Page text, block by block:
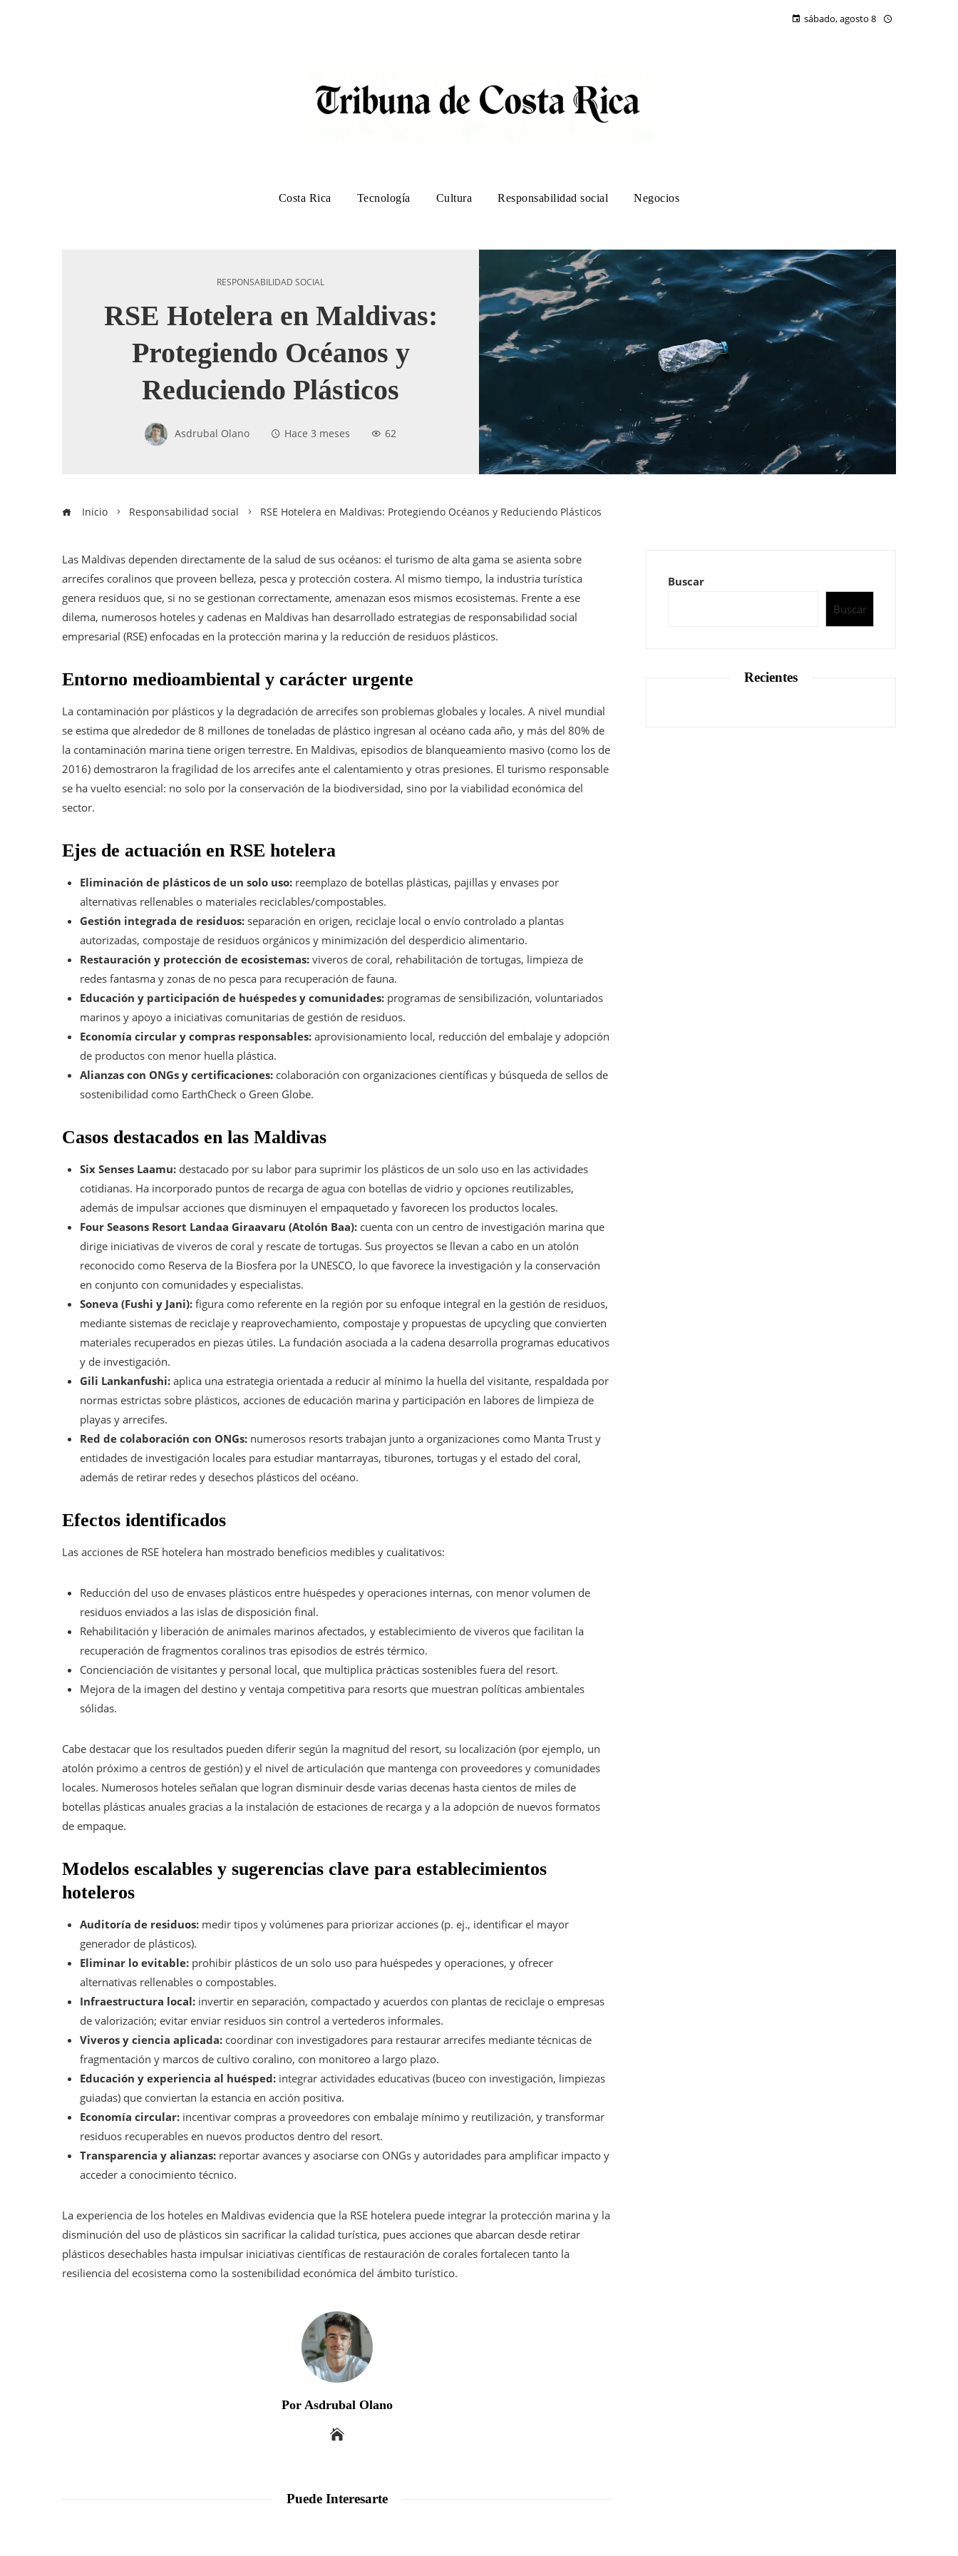
sábado, agosto 8
Costa Rica Tecnología Cultura Responsabilidad social Negocios
RESPONSABILIDAD SOCIAL
RSE Hotelera en Maldivas:
Protegiendo Océanos y
Reduciendo Plásticos
Asdrubal Olano Hace 3 meses 62
Inicio Responsabilidad social RSE Hotelera en Maldivas: Protegiendo Océanos y Reduciendo Plásticos
Las Maldivas dependen directamente de la salud de sus océanos: el turismo de alta gama se asienta sobre
arrecifes coralinos que proveen belleza, pesca y protección costera. Al mismo tiempo, la industria turística
genera residuos que, si no se gestionan correctamente, amenazan esos mismos ecosistemas. Frente a ese
dilema, numerosos hoteles y cadenas en Maldivas han desarrollado estrategias de responsabilidad social
empresarial (RSE) enfocadas en la protección marina y la reducción de residuos plásticos.
Entorno medioambiental y carácter urgente
La contaminación por plásticos y la degradación de arrecifes son problemas globales y locales. A nivel mundial
se estima que alrededor de 8 millones de toneladas de plástico ingresan al océano cada año, y más del 80% de
la contaminación marina tiene origen terrestre. En Maldivas, episodios de blanqueamiento masivo (como los de
2016) demostraron la fragilidad de los arrecifes ante el calentamiento y otras presiones. El turismo responsable
se ha vuelto esencial: no solo por la conservación de la biodiversidad, sino por la viabilidad económica del
sector.
Ejes de actuación en RSE hotelera
Eliminación de plásticos de un solo uso: reemplazo de botellas plásticas, pajillas y envases por
alternativas rellenables o materiales reciclables/compostables.
Gestión integrada de residuos: separación en origen, reciclaje local o envío controlado a plantas
autorizadas, compostaje de residuos orgánicos y minimización del desperdicio alimentario.
Restauración y protección de ecosistemas: viveros de coral, rehabilitación de tortugas, limpieza de
redes fantasma y zonas de no pesca para recuperación de fauna.
Educación y participación de huéspedes y comunidades: programas de sensibilización, voluntariados
marinos y apoyo a iniciativas comunitarias de gestión de residuos.
Economía circular y compras responsables: aprovisionamiento local, reducción del embalaje y adopción
de productos con menor huella plástica.
Alianzas con ONGs y certificaciones: colaboración con organizaciones científicas y búsqueda de sellos de
sostenibilidad como EarthCheck o Green Globe.
Casos destacados en las Maldivas
Six Senses Laamu: destacado por su labor para suprimir los plásticos de un solo uso en las actividades
cotidianas. Ha incorporado puntos de recarga de agua con botellas de vidrio y opciones reutilizables,
además de impulsar acciones que disminuyen el empaquetado y favorecen los productos locales.
Four Seasons Resort Landaa Giraavaru (Atolón Baa): cuenta con un centro de investigación marina que
dirige iniciativas de viveros de coral y rescate de tortugas. Sus proyectos se llevan a cabo en un atolón
reconocido como Reserva de la Biosfera por la UNESCO, lo que favorece la investigación y la conservación
en conjunto con comunidades y especialistas.
Soneva (Fushi y Jani): figura como referente en la región por su enfoque integral en la gestión de residuos,
mediante sistemas de reciclaje y reaprovechamiento, compostaje y propuestas de upcycling que convierten
materiales recuperados en piezas útiles. La fundación asociada a la cadena desarrolla programas educativos
y de investigación.
Gili Lankanfushi: aplica una estrategia orientada a reducir al mínimo la huella del visitante, respaldada por
normas estrictas sobre plásticos, acciones de educación marina y participación en labores de limpieza de
playas y arrecifes.
Red de colaboración con ONGs: numerosos resorts trabajan junto a organizaciones como Manta Trust y
entidades de investigación locales para estudiar mantarrayas, tiburones, tortugas y el estado del coral,
además de retirar redes y desechos plásticos del océano.
Efectos identificados
Las acciones de RSE hotelera han mostrado beneficios medibles y cualitativos:
Reducción del uso de envases plásticos entre huéspedes y operaciones internas, con menor volumen de
residuos enviados a las islas de disposición final.
Rehabilitación y liberación de animales marinos afectados, y establecimiento de viveros que facilitan la
recuperación de fragmentos coralinos tras episodios de estrés térmico.
Concienciación de visitantes y personal local, que multiplica prácticas sostenibles fuera del resort.
Mejora de la imagen del destino y ventaja competitiva para resorts que muestran políticas ambientales
sólidas.
Cabe destacar que los resultados pueden diferir según la magnitud del resort, su localización (por ejemplo, un
atolón próximo a centros de gestión) y el nivel de articulación que mantenga con proveedores y comunidades
locales. Numerosos hoteles señalan que logran disminuir desde varias decenas hasta cientos de miles de
botellas plásticas anuales gracias a la instalación de estaciones de recarga y a la adopción de nuevos formatos
de empaque.
Modelos escalables y sugerencias clave para establecimientos
hoteleros
Auditoría de residuos: medir tipos y volúmenes para priorizar acciones (p. ej., identificar el mayor
generador de plásticos).
Eliminar lo evitable: prohibir plásticos de un solo uso para huéspedes y operaciones, y ofrecer
alternativas rellenables o compostables.
Infraestructura local: invertir en separación, compactado y acuerdos con plantas de reciclaje o empresas
de valorización; evitar enviar residuos sin control a vertederos informales.
Viveros y ciencia aplicada: coordinar con investigadores para restaurar arrecifes mediante técnicas de
fragmentación y marcos de cultivo coralino, con monitoreo a largo plazo.
Educación y experiencia al huésped: integrar actividades educativas (buceo con investigación, limpiezas
guiadas) que conviertan la estancia en acción positiva.
Economía circular: incentivar compras a proveedores con embalaje mínimo y reutilización, y transformar
residuos recuperables en nuevos productos dentro del resort.
Transparencia y alianzas: reportar avances y asociarse con ONGs y autoridades para amplificar impacto y
acceder a conocimiento técnico.
La experiencia de los hoteles en Maldivas evidencia que la RSE hotelera puede integrar la protección marina y la
disminución del uso de plásticos sin sacrificar la calidad turística, pues acciones que abarcan desde retirar
plásticos desechables hasta impulsar iniciativas científicas de restauración de corales fortalecen tanto la
resiliencia del ecosistema como la sostenibilidad económica del ámbito turístico.
Por Asdrubal Olano
Puede Interesarte
Buscar
Buscar
Recientes